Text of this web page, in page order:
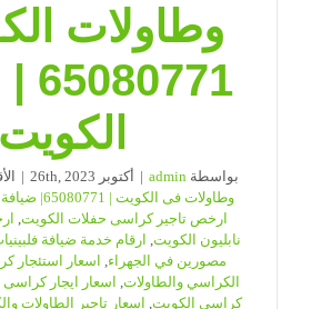
وطاولات
الكويت
بواسطةadmin
| أكتوبر 26th, 2023 |
وطاولات فى الكويت | 65080771| ضيافة الكويت
ارخص تاجير كراسى حفلات الكويت,
نابليون الكويت, ارقام خدمة ضيافة
مصورين في الجهراء, اسعار استئجار
الكراسي والطاولات, اسعار ايجار كراسى
كراسي الكويت, اسعار تاجير الطاولات